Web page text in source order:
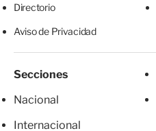
Directorio
Aviso de Privacidad
Secciones
Nacional
Internacional